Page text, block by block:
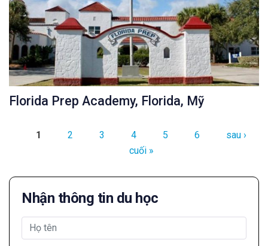
Florida Prep Academy, Florida, Mỹ
Trang
1 2 3 4 5 6
sau ›
cuối »
Nhận thông tin du học
Họ tên*